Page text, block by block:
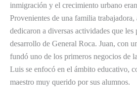
inmigración y el crecimiento urbano
Provenientes de una familia trabajadora,
dedicaron a diversas actividades que
desarrollo de General Roca. Juan, con
fundó uno de los primeros negocios de
Luis se enfocó en el ámbito educativo,
maestro muy querido por sus alumnos.